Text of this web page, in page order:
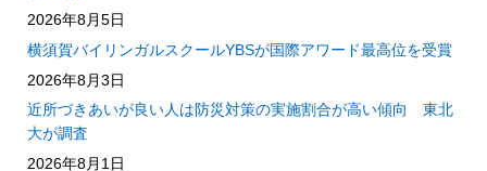
2026年8月5日
横須賀バイリンガルスクールYBSが国際アワード最高位を受賞
2026年8月3日
近所づきあいが良い人は防災対策の実施割合が高い傾向 東北
大が調査
2026年8月1日